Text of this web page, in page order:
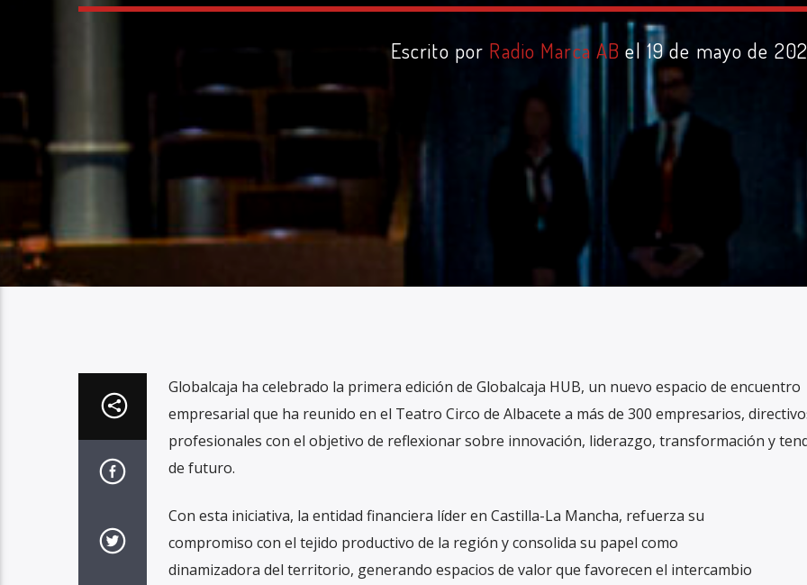
Escrito por Radio Marca AB el 19 de mayo de
Globalcaja ha celebrado la primera edición de Globalcaja HUB, un nuevo espacio de encuentro
empresarial que ha reunido en el Teatro Circo de Albacete a más de 300 empresarios,
profesionales con el objetivo de reflexionar sobre innovación, liderazgo, transformación y
de futuro.
Con esta iniciativa, la entidad financiera líder en Castilla-La Mancha, refuerza su
compromiso con el tejido productivo de la región y consolida su papel como
dinamizadora del territorio, generando espacios de valor que favorecen el intercambio